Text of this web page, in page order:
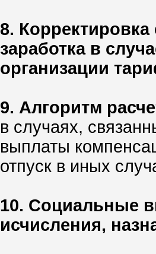
8. Корректировка
заработка в
организации
9. Алгоритм
в случаях,
выплаты
отпуск в иных
10. Социальные
исчисления,